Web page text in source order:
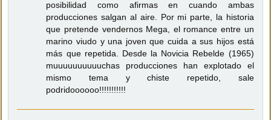
posibilidad como afirmas en cuando ambas
producciones salgan al aire. Por mi parte, la historia
que pretende vendernos Mega, el romance entre un
marino viudo y una joven que cuida a sus hijos está
más que repetida. Desde la Novicia Rebelde (1965)
muuuuuuuuuuchas producciones han explotado el
mismo tema y chiste repetido, sale
podridoooooo!!!!!!!!!!!